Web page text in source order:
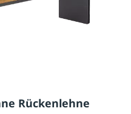
Rückenlehne